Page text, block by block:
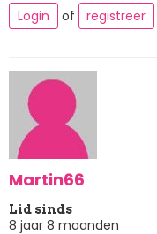
Login of registreer
Martin66
Lid sinds
8 jaar 8 maanden